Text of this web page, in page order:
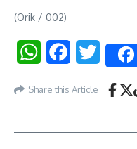
(Orik / 002)
WhatsAppFacebookTwitter
Share this Article